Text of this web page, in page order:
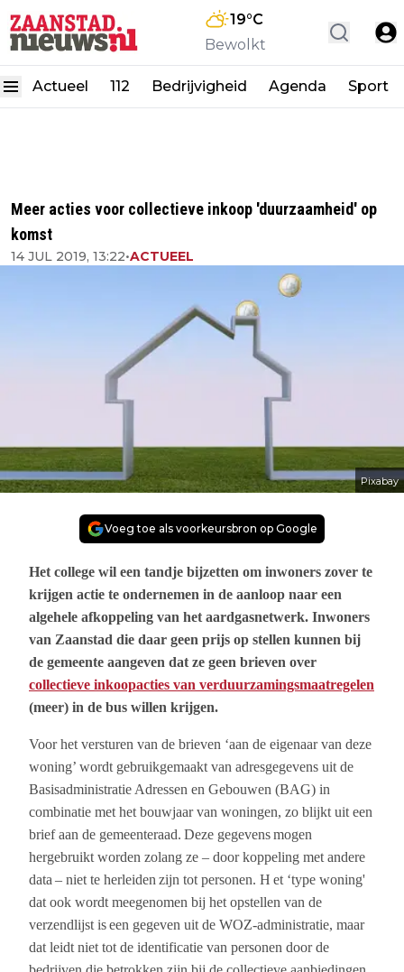
19°C
Bewolkt
Actueel 112 Bedrijvigheid Agenda Sport
Meer acties voor collectieve inkoop 'duurzaamheid' op
komst
14 JUL 2019, 13:22•ACTUEEL
Pixabay
Voeg toe als voorkeursbron op Google
Het college wil een tandje bijzetten om inwoners zover te
krijgen actie te ondernemen in de aanloop naar een
algehele afkoppeling van het aardgasnetwerk. Inwoners
van Zaanstad die daar geen prijs op stellen kunnen bij
de gemeente aangeven dat ze geen brieven over
collectieve inkoopacties van verduurzamingsmaatregelen
(meer) in de bus willen krijgen.
Voor het versturen van de brieven ‘aan de eigenaar van deze
woning’ wordt gebruikgemaakt van adresgegevens uit de
Basisadministratie Adressen en Gebouwen (BAG) in
combinatie met het bouwjaar van woningen, zo blijkt uit een
brief aan de gemeenteraad. Deze gegevensmogen
hergebruikt worden zolang ze – door koppeling met andere
data – niet te herleiden zijn tot personen. H et ‘type woning'
dat ook wordt meegenomen bij het opstellen van de
verzendlijst iseen gegeven uit de WOZ-administratie, maar
dat leidt niet tot de identificatie van personen door de